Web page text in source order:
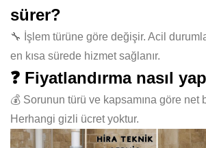
sürer?
🔧 İşlem türüne göre değişir. Acil
en kısa sürede hizmet sağlanır.
❓ Fiyatlandırma nasıl
💰 Sorunun türü ve kapsamına göre net
Herhangi gizli ücret yoktur.